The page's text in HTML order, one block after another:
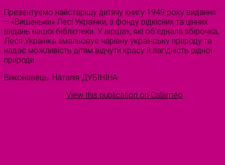
Презентуємо найстарішу дитячу книгу 1949 року видання
– «Вишеньки» Лесі Українки, з фонду рідкісних та цінних
видань нашої бібліотеки. У віршах, які об’єднала збірочка,
Леся Українка змальовує чарівну українську природу та
надає можливість дітям відчути красу й лагідність рідної
природи.
Виконавець: Наталія ДУБІНІНА
View this publication on Calaméo